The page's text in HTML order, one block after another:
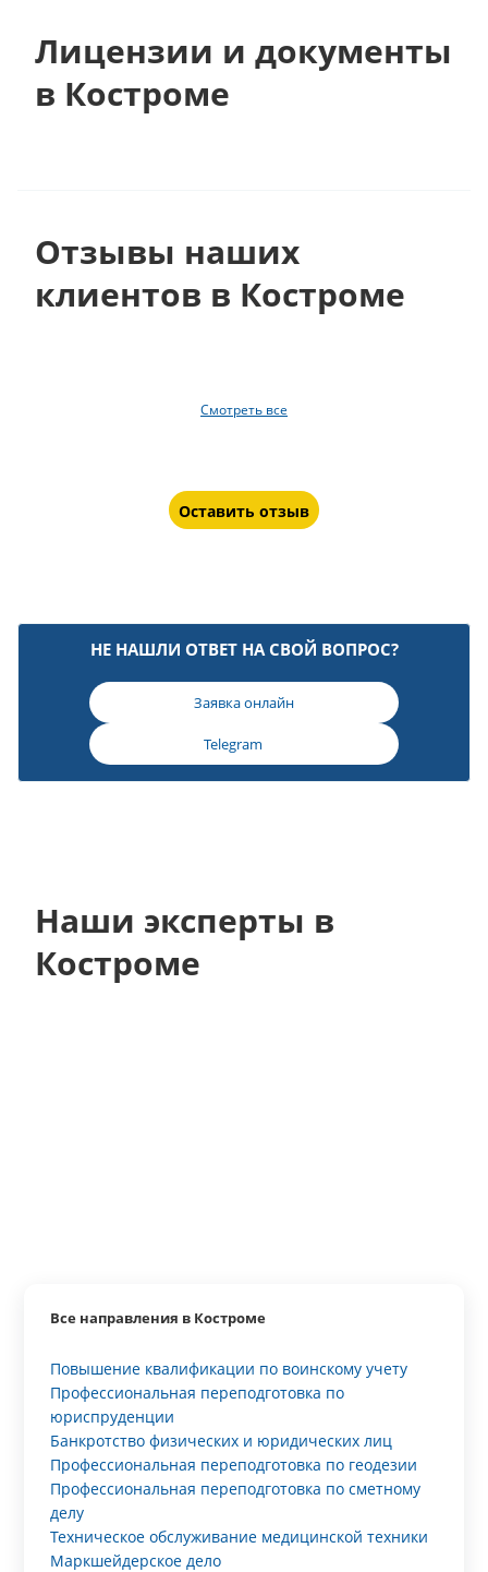
Лицензии и документы
в Костроме
Отзывы наших
клиентов в Костроме
Смотреть все
Оставить отзыв
НЕ НАШЛИ ОТВЕТ НА СВОЙ ВОПРОС?
Заявка онлайн
Telegram
Наши эксперты в
Костроме
Все направления в Костроме
Повышение квалификации по воинскому учету
Профессиональная переподготовка по
юриспруденции
Банкротство физических и юридических лиц
Профессиональная переподготовка по геодезии
Профессиональная переподготовка по сметному
делу
Техническое обслуживание медицинской техники
Маркшейдерское дело